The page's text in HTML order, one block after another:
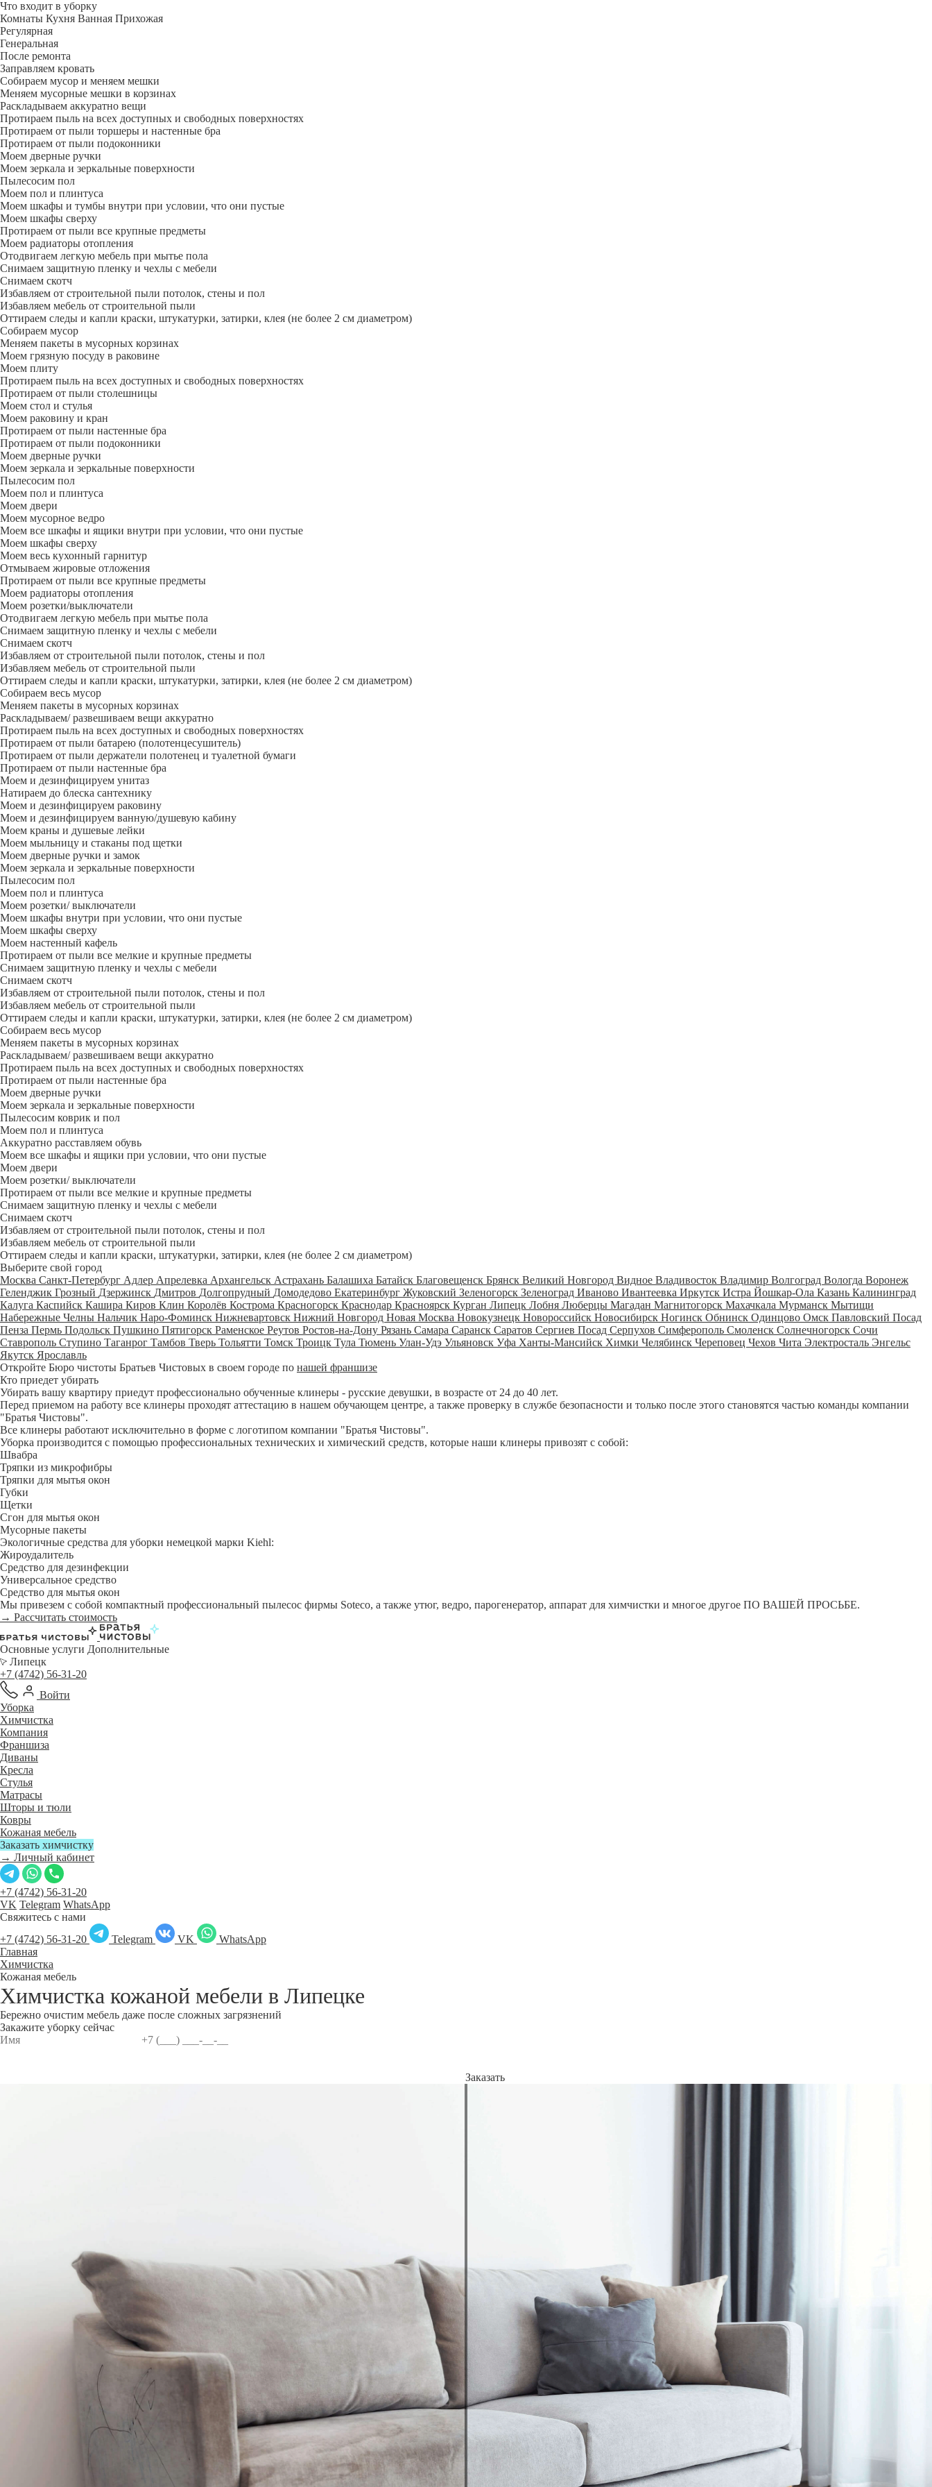
Что входит в уборку
Регу­лярная
Гене­ральная
После ремонта
Заправляем кровать
Собираем мусор и меняем мешки
Меняем мусорные мешки в корзинах
Раскладываем аккуратно вещи
Протираем пыль на всех доступных и свободных поверхностях
Протираем от пыли торшеры и настенные бра
Протираем от пыли подоконники
Моем дверные ручки
Моем зеркала и зеркальные поверхности
Пылесосим пол
Моем пол и плинтуса
Моем шкафы и тумбы внутри при условии, что они пустые
Моем шкафы сверху
Протираем от пыли все крупные предметы
Моем радиаторы отопления
Отодвигаем легкую мебель при мытье пола
Снимаем защитную пленку и чехлы с мебели
Снимаем скотч
Избавляем от строительной пыли потолок, стены и пол
Избавляем мебель от строительной пыли
Оттираем следы и капли краски, штукатурки, затирки, клея (не более 2 см диаметром)
Собираем мусор
Меняем пакеты в мусорных корзинах
Моем грязную посуду в раковине
Моем плиту
Протираем пыль на всех доступных и свободных поверхностях
Протираем от пыли столешницы
Моем стол и стулья
Моем раковину и кран
Протираем от пыли настенные бра
Протираем от пыли подоконники
Моем дверные ручки
Моем зеркала и зеркальные поверхности
Пылесосим пол
Моем пол и плинтуса
Моем двери
Моем мусорное ведро
Моем все шкафы и ящики внутри при условии, что они пустые
Моем шкафы сверху
Моем весь кухонный гарнитур
Отмываем жировые отложения
Протираем от пыли все крупные предметы
Моем радиаторы отопления
Моем розетки/выключатели
Отодвигаем легкую мебель при мытье пола
Снимаем защитную пленку и чехлы с мебели
Снимаем скотч
Избавляем от строительной пыли потолок, стены и пол
Избавляем мебель от строительной пыли
Оттираем следы и капли краски, штукатурки, затирки, клея (не более 2 см диаметром)
Собираем весь мусор
Меняем пакеты в мусорных корзинах
Раскладываем/ развешиваем вещи аккуратно
Протираем пыль на всех доступных и свободных поверхностях
Протираем от пыли батарею (полотенцесушитель)
Протираем от пыли держатели полотенец и туалетной бумаги
Протираем от пыли настенные бра
Моем и дезинфицируем унитаз
Натираем до блеска сантехнику
Моем и дезинфицируем раковину
Моем и дезинфицируем ванную/душевую кабину
Моем краны и душевые лейки
Моем мыльницу и стаканы под щетки
Моем дверные ручки и замок
Моем зеркала и зеркальные поверхности
Пылесосим пол
Моем пол и плинтуса
Моем розетки/ выключатели
Моем шкафы внутри при условии, что они пустые
Моем шкафы сверху
Моем настенный кафель
Протираем от пыли все мелкие и крупные предметы
Снимаем защитную пленку и чехлы с мебели
Снимаем скотч
Избавляем от строительной пыли потолок, стены и пол
Избавляем мебель от строительной пыли
Оттираем следы и капли краски, штукатурки, затирки, клея (не более 2 см диаметром)
Собираем весь мусор
Меняем пакеты в мусорных корзинах
Раскладываем/ развешиваем вещи аккуратно
Протираем пыль на всех доступных и свободных поверхностях
Протираем от пыли настенные бра
Моем дверные ручки
Моем зеркала и зеркальные поверхности
Пылесосим коврик и пол
Моем пол и плинтуса
Аккуратно расставляем обувь
Моем все шкафы и ящики при условии, что они пустые
Моем двери
Моем розетки/ выключатели
Протираем от пыли все мелкие и крупные предметы
Снимаем защитную пленку и чехлы с мебели
Снимаем скотч
Избавляем от строительной пыли потолок, стены и пол
Избавляем мебель от строительной пыли
Оттираем следы и капли краски, штукатурки, затирки, клея (не более 2 см диаметром)
Выберите свой город
Москва Санкт-Петербург Адлер Апрелевка Архангельск Астрахань Балашиха Батайск Благовещенск Брянск Великий Новгород Видное Владивосток Владимир Волгоград Вологда Воронеж
Геленджик Грозный Дзержинск Дмитров Долгопрудный Домодедово Екатеринбург Жуковский Зеленогорск Зеленоград Иваново Ивантеевка Иркутск Истра Йошкар-Ола Казань Калининград
Калуга Каспийск Кашира Киров Клин Королёв Кострома Красногорск Краснодар Красноярск Курган Липецк Лобня Люберцы Магадан Магнитогорск Махачкала Мурманск Мытищи
Набережные Челны Нальчик Наро-Фоминск Нижневартовск Нижний Новгород Новая Москва Новокузнецк Новороссийск Новосибирск Ногинск Обнинск Одинцово Омск Павловский Посад
Пенза Пермь Подольск Пушкино Пятигорск Раменское Реутов Ростов-на-Дону Рязань Самара Саранск Саратов Сергиев Посад Серпухов Симферополь Смоленск Солнечногорск Сочи
Ставрополь Ступино Таганрог Тамбов Тверь Тольятти Томск Троицк Тула Тюмень Улан-Удэ Ульяновск Уфа Ханты-Мансийск Химки Челябинск Череповец Чехов Чита Электросталь Энгельс
Якутск Ярославль
Откройте Бюро чистоты Братьев Чистовых в своем городе по нашей франшизе
Кто приедет убирать
Убирать вашу квартиру приедут профессионально обученные клинеры - русские девушки, в возрасте от 24 до 40 лет.
Перед приемом на работу все клинеры проходят аттестацию в нашем обучающем центре, а также проверку в службе безопасности и только после этого становятся частью команды компании
"Братья Чистовы".
Все клинеры работают исключительно в форме с логотипом компании "Братья Чистовы".
Уборка производится с помощью профессиональных технических и химический средств, которые наши клинеры привозят с собой:
Швабра
Тряпки из микрофибры
Тряпки для мытья окон
Губки
Щетки
Сгон для мытья окон
Мусорные пакеты
Экологичные средства для уборки немецкой марки Kiehl:
Жироудалитель
Средство для дезинфекции
Универсальное средство
Средство для мытья окон
Мы привезем с собой компактный профессиональный пылесос фирмы Soteco, а также утюг, ведро, парогенератор, аппарат для химчистки и многое другое ПО ВАШЕЙ ПРОСЬБЕ.
→ Рассчитать стоимость
Основные услуги Дополнительные
Липецк
+7 (4742) 56-31-20
Войти
Уборка
Химчистка
Компания
Франшиза
Диваны
Кресла
Стулья
Матрасы
Шторы и тюли
Ковры
Кожаная мебель
Заказать химчистку
→ Личный кабинет
+7 (4742) 56-31-20
VK Telegram WhatsApp
Свяжитесь с нами
+7 (4742) 56-31-20
Telegram VK
WhatsApp
Главная
Химчистка
Кожаная мебель
Химчистка кожаной мебели в Липецке
Бережно очистим мебель даже после сложных загрязнений
Закажите уборку сейчас
Заказать